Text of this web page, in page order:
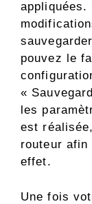
appliquées.
pouvez le
«
les
est
routeur afin
effet.
Une fois